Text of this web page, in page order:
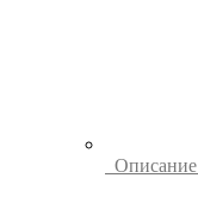
Описание